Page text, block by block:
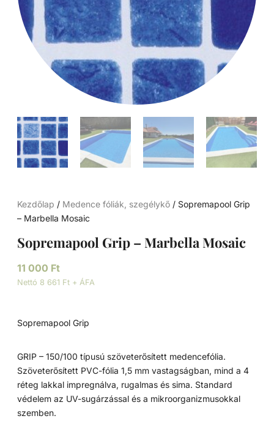
Kezdőlap / Medence fóliák, szegélykő / Sopremapool Grip
– Marbella Mosaic
Sopremapool Grip – Marbella Mosaic
11 000 Ft
Nettó 8 661 Ft + ÁFA
Sopremapool Grip
GRIP – 150/100 típusú szöveterősített medencefólia.
Szöveterősített PVC-fólia 1,5 mm vastagságban, mind a 4
réteg lakkal impregnálva, rugalmas és sima. Standard
védelem az UV-sugárzással és a mikroorganizmusokkal
szemben.